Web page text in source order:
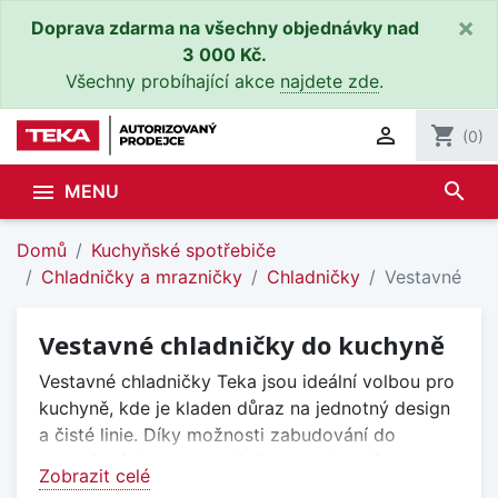
Doprava zdarma na všechny objednávky nad
3 000 Kč.
Všechny probíhající akce najdete zde.
×
 shopping_cart (0)
 MENU search
Domů
Kuchyňské spotřebiče
Chladničky a mrazničky
Chladničky Vestavné
Vestavné chladničky do kuchyně
Zobrazit celé
Vestavné chladničky Teka jsou ideální volbou pro
kuchyně, kde je kladen důraz na jednotný design
a čisté linie. Díky možnosti zabudování do
dokonale zapadají do celkového konceptu